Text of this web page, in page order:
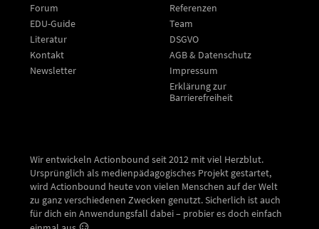
Forum
EDU-Guide
Literatur
Kontakt
Newsletter
Referenzen
Team
DSGVO
AGB & Datenschutz
Impressum
Erklärung zur
Barrierefreiheit
Wir entwickeln Actionbound seit 2012 mit viel Herzblut.
Ursprünglich als medienpädagogisches Projekt gestartet,
wird Actionbound heute von vielen Menschen auf der Welt
zu ganz verschiedenen Zwecken genutzt. Sicherlich ist auch
für dich ein Anwendungsfall dabei – probier es doch einfach